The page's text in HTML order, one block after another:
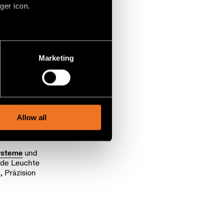
icon.
meters
advertising and analytics
Marketing
Allow all
um
und
Leuchte
Präzision